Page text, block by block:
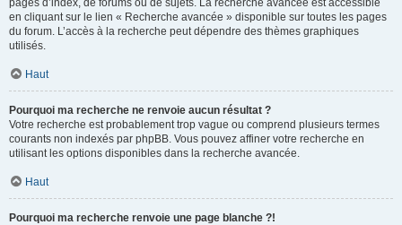
pages d’index, de forums ou de sujets. La recherche avancée est accessible
en cliquant sur le lien « Recherche avancée » disponible sur toutes les pages
du forum. L’accès à la recherche peut dépendre des thèmes graphiques
utilisés.
Haut
Pourquoi ma recherche ne renvoie aucun résultat ?
Votre recherche est probablement trop vague ou comprend plusieurs termes
courants non indexés par phpBB. Vous pouvez affiner votre recherche en
utilisant les options disponibles dans la recherche avancée.
Haut
Pourquoi ma recherche renvoie une page blanche ?!